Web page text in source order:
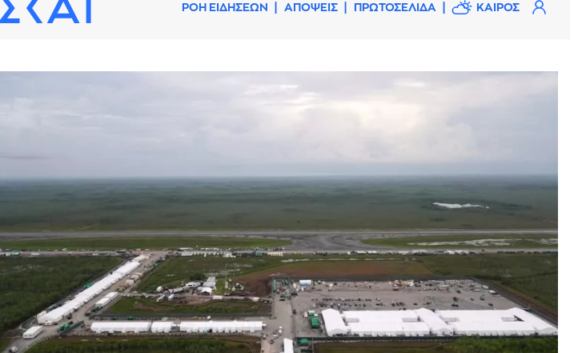
ΡΟΗ ΕΙΔΗΣΕΩΝ ΑΠΟΨΕΙΣ ΠΡΩΤΟΣΕΛΙΔΑ ΚΑΙΡΟΣ